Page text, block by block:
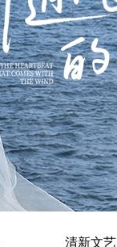
清新文艺